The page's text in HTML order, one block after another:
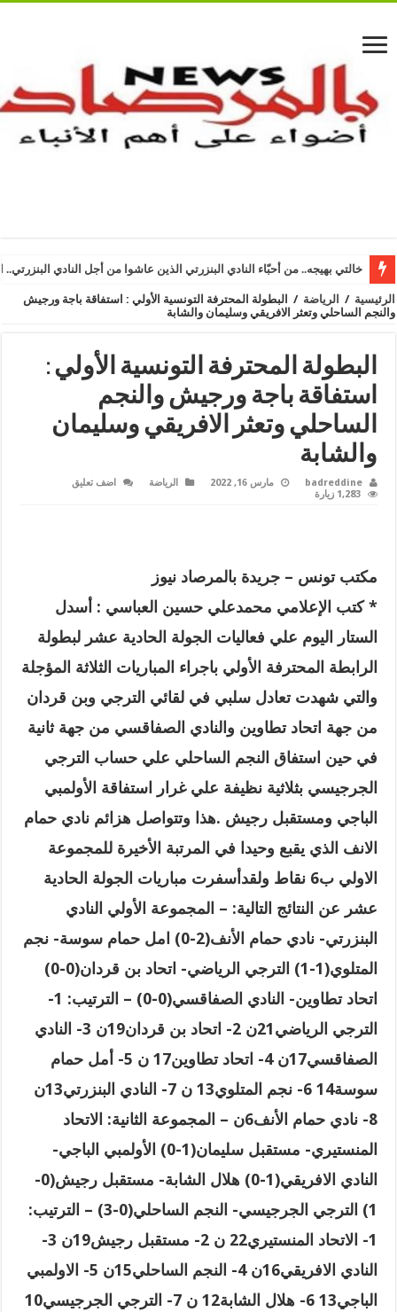
خالتي بهيجه.. من أحبّاء النادي البنزرتي الذين عاشوا من أجل النادي البنزرتي..
الرئيسية / الرياضة /
البطولة المحترفة التونسية الأولي : استفاقة باجة ورجيش
والنجم الساحلي وتعثر الافريقي وسليمان والشابة
البطولة المحترفة التونسية الأولي :
استفاقة باجة ورجيش والنجم
الساحلي وتعثر الافريقي وسليمان
والشابة
badreddine مارس 16, 2022 الرياضة
اضف تعليق
1,283 زيارة
مكتب تونس – جريدة بالمرصاد نيوز
* كتب الإعلامي محمدعلي حسين العباسي : أسدل
الستار اليوم علي فعاليات الجولة الحادية عشر لبطولة
الرابطة المحترفة الأولي باجراء المباريات الثلاثة المؤجلة
والتي شهدت تعادل سلبي في لقائي الترجي وبن قردان
من جهة اتحاد تطاوين والنادي الصفاقسي من جهة ثانية
في حين استفاق النجم الساحلي علي حساب الترجي
الجرجيسي بثلاثية نظيفة علي غرار استفاقة الأولمبي
الباجي ومستقبل رجيش .هذا وتتواصل هزائم نادي حمام
الانف الذي يقبع وحيدا في المرتبة الأخيرة للمجموعة
الاولي ب6 نقاط ولقدأسفرت مباريات الجولة الحادية
عشر عن النتائج التالية: – المجموعة الأولي النادي
البنزرتي- نادي حمام الأنف(2-0) امل حمام سوسة- نجم
المتلوي(1-1) الترجي الرياضي- اتحاد بن قردان(0-0)
اتحاد تطاوين- النادي الصفاقسي(0-0) – الترتيب: 1-
الترجي الرياضي21ن 2- اتحاد بن قردان19ن 3- النادي
الصفاقسي17ن 4- اتحاد تطاوين17 ن 5- أمل حمام
سوسة14 6- نجم المتلوي13 ن 7- النادي البنزرتي13ن
8- نادي حمام الأنف6ن – المجموعة الثانية: الاتحاد
المنستيري- مستقبل سليمان(1-0) الأولمبي الباجي-
النادي الافريقي(1-0) هلال الشابة- مستقبل رجيش(0-
1) الترجي الجرجيسي- النجم الساحلي(0-3) – الترتيب:
1- الاتحاد المنستيري22 ن 2- مستقبل رجيش19ن 3-
النادي الافريقي16ن 4- النجم الساحلي15ن 5- الاولمبي
الباجي13 6- هلال الشابة12 ن 7- الترجي الجرجيسي10